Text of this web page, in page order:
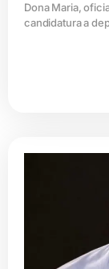
Dona Maria,
candidatura a